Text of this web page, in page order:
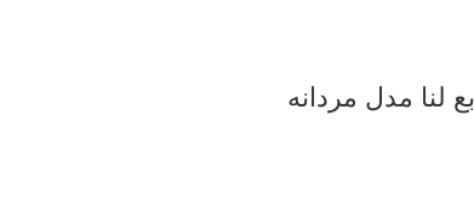
لنا مدل مردانه